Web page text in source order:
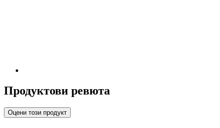
Продуктови ревюта
Оцени този продукт